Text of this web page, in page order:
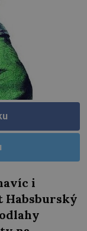
i
Habsburský